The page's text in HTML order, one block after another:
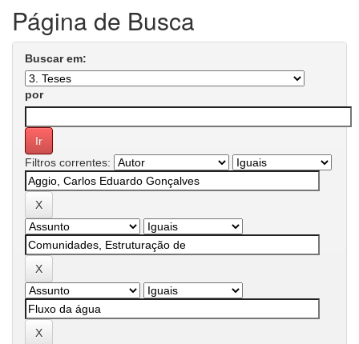
Página de Busca
Buscar em:
por
Filtros correntes: